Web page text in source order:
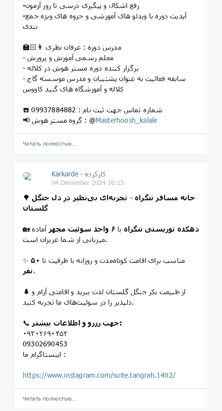
▫️رفع اشکال و پیگیری درسی تا روز آزمون
▫️آپدیت دوره با ویدئو های آموزشی و جزوه های ویژه جمع
بندی
👨🏻‍🏫 مدرس دوره : عرفان نظری
- معلم رسمی آموزش و پرورش
- برگزار کننده دوره مستر هوش در کلاله
- سابقه فعالیت به عنوان پشتیبان و مدرس موسسه گاج
کلاله و آموزشگاه های گنبد کاووس
☎️ شماره تماس جهت ثبت نام : 09937884882
📢 گروه مستر هوش : @Masterhoosh_kalale
Читать полностью…
Karkarde - کارکرده
04 December 2024 16:15
🌳خانه مسافر تنگراه - تجربه‌ای بی‌نظیر در دل جنگل
گلستان
🏡 دهکده توریستی تنگراه با ۶ واحد سوئیت مجهز
آماده
میزبانی از شما عزیزان است.
✨ مناسب برای اقامت کوتاه‌مدت و روزانه با ظرفیت تا ۵۰
نفر.
🌲 از طبیعت بکر جنگل گلستان لذت ببرید و اقامتی آرام و
دلپذیر را در سوئیت‌های ما تجربه کنید.
📞
جهت رزرو و اطلاعات بیشتر:
۰۹۳۰۲۶۹۰۴۵۳
09302690453
اینستاگرام ما :
https://www.instagram.com/suite.tangrah.1402/
Читать полностью…